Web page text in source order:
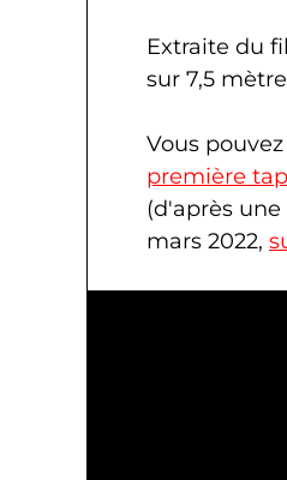
Extraite du
sur 7,5
Vous
première
(d'après
mars 2022,